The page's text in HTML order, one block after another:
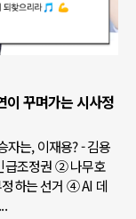
이 꾸며가는 시사정
는, 이재용? - 김용
급조정권 ② 나무호
하는 선거 ④ AI 데